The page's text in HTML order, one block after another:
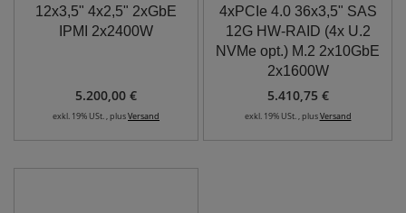
12x3,5" 4x2,5" 2xGbE
IPMI 2x2400W
5.200,00 €
exkl. 19% USt. , plusVersand
4xPCIe 4.0 36x3,5" SAS
12G HW-RAID (4x U.2
NVMe opt.) M.2 2x10GbE
2x1600W
5.410,75 €
exkl. 19% USt. , plusVersand